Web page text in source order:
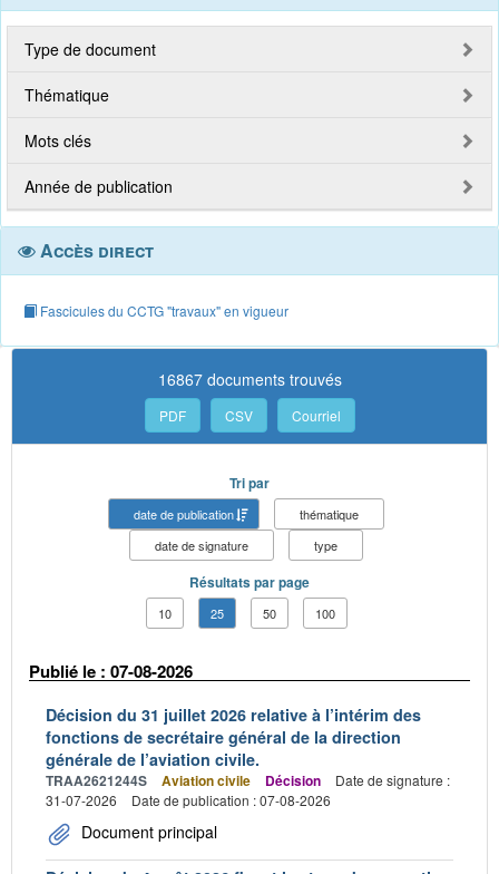
Type de document
Thématique
Mots clés
Année de publication
Accès direct
Fascicules du CCTG "travaux" en vigueur
16867 documents trouvés
PDF CSV Courriel
Tri par
date de publication
thématique
date de signature
type
Résultats par page
10 25 50 100
Publié le : 07-08-2026
Décision du 31 juillet 2026 relative à l’intérim des
fonctions de secrétaire général de la direction
générale de l’aviation civile.
TRAA2621244S Aviation civile Décision
Date de signature :
31-07-2026
Date de publication : 07-08-2026
Document principal